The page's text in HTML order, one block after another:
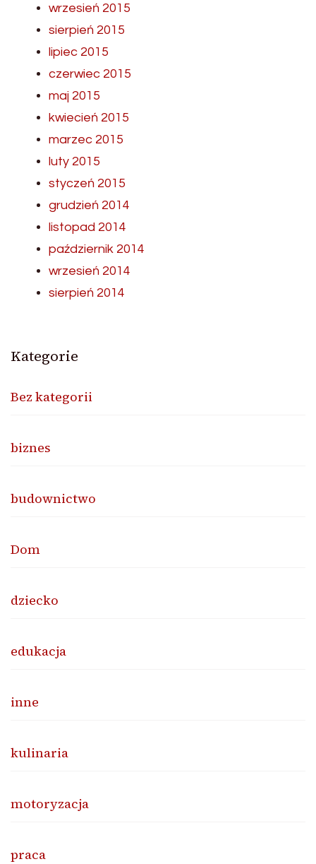
wrzesień 2015
sierpień 2015
lipiec 2015
czerwiec 2015
maj 2015
kwiecień 2015
marzec 2015
luty 2015
styczeń 2015
grudzień 2014
listopad 2014
październik 2014
wrzesień 2014
sierpień 2014
Kategorie
Bez kategorii
biznes
budownictwo
Dom
dziecko
edukacja
inne
kulinaria
motoryzacja
praca